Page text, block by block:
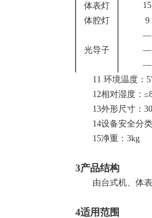
体表灯
15
体腔灯
9
光导子
—
—
—
11 环境温度：
12相对湿度：
13外形尺寸：
14设备安全分
15净重：3kg
3产品结构
由台式机、体
4适用范围